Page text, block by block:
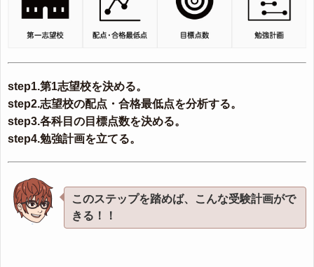
step1.第1志望校を決める。
step2.志望校の配点・合格最低点を分析する。
step3.各科目の目標点数を決める。
step4.勉強計画を立てる。
このステップを踏めば、こんな受験計画がで
きる！！